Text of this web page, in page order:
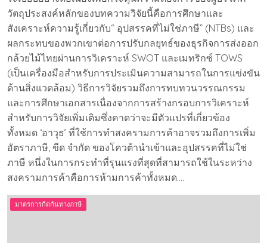
วัตถุประสงค์หลักของบทความวิจัยนี้คือการศึกษาและ
สังเคราะห์ความรู้เกี่ยวกับ“ อุปสรรคที่ไม่ใช่ภาษี” (NTBs) และ
ผลกระทบของพวกเขาต่อการปรับกลยุทธ์ของธุรกิจการส่งออก
กล้วยไม้ไทยผ่านการวิเคราะห์ SWOT และเมทริกซ์ TOWS
(เป็นเครื่องมือสำหรับการประเมินความสามารถในการแข่งขัน
ด้านสิ่งแวดล้อม) วิธีการวิจัยรวมถึงการทบทวนวรรณกรรม
และการศึกษาเอกสารเนื่องจากการสร้างกรอบการวิเคราะห์
สำหรับการวิจัยเพิ่มเติมซึ่งคาดว่าจะมีตัวแปรที่เกี่ยวข้อง
ทั้งหมด ‘อาวุธ’ ที่ใช้การทำสงครามการค้าอาจรวมถึงการเพิ่ม
อัตราภาษี, ขีด จำกัด ของโควต้านำเข้าและอุปสรรคที่ไม่ใช่
ภาษี หนึ่งในการกระทำที่รุนแรงที่สุดที่สามารถใช้ในระหว่าง
สงครามการค้าคือการห้ามการค้าทั้งหมด….
มาตรการกีดกันทางภาษี